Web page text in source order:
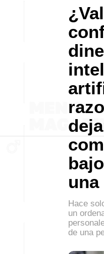
Hace
un
de una